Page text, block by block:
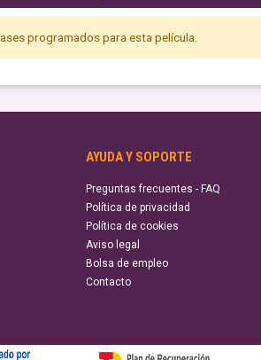
programados para esta película.
AYUDA Y SOPORTE
Preguntas frecuentes - FAQ
Política de privacidad
Política de cookies
Aviso legal
Bolsa de empleo
Contacto